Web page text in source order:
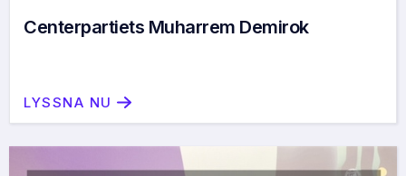
Centerpartiets Muharrem Demirok
LYSSNA NU